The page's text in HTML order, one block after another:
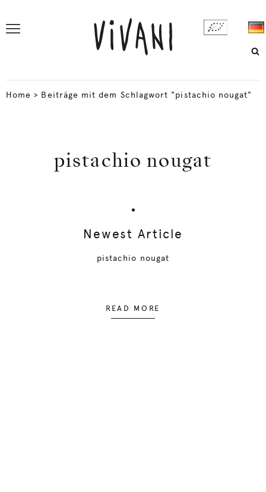
Home > Beiträge mit dem Schlagwort "pistachio nougat"
pistachio nougat
Newest Article
pistachio nougat
READ MORE